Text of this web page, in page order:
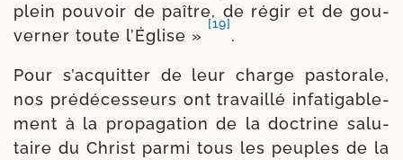
plein pou­voir de paître, de régir et de gou­
ver­ner toute l’Église »
[19]
.
Pour s’ac­quit­ter de leur charge pas­to­rale,
nos pré­dé­ces­seurs ont tra­vaillé infa­ti­ga­ble­
ment à la pro­pa­ga­tion de la doc­trine salu­
taire du Christ par­mi tous les peuples de la